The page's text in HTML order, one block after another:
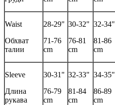
Waist
Обхват
талии
28-29"
71-76
cm
30-32"
76-81
cm
32-34"
81-86
cm
Sleeve
Длина
рукава
30-31"
76-79
cm
32-33"
81-84
cm
34-35"
86-89
cm